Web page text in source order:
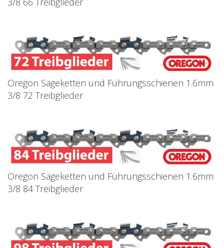
Oregon Sägeketten und Führungsschienen 1.6mm
3/8 72 Treibglieder
Oregon Sägeketten und Führungsschienen 1.6mm
3/8 84 Treibglieder